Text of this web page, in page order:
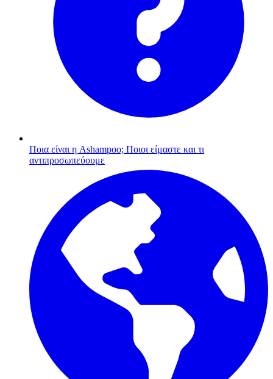
Ποια είναι η Ashampoo; Ποιοι είμαστε και τι
αντιπροσωπεύουμε